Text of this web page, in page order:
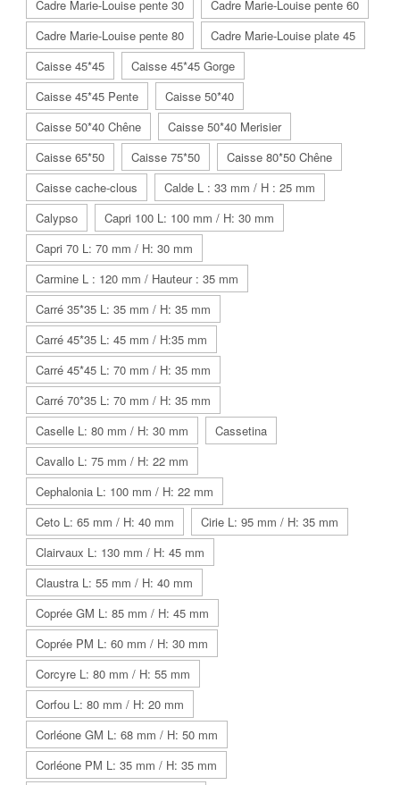
Cadre Marie-Louise pente 30
Cadre Marie-Louise pente 60
Cadre Marie-Louise pente 80
Cadre Marie-Louise plate 45
Caisse 45*45
Caisse 45*45 Gorge
Caisse 45*45 Pente
Caisse 50*40
Caisse 50*40 Chêne
Caisse 50*40 Merisier
Caisse 65*50
Caisse 75*50
Caisse 80*50 Chêne
Caisse cache-clous
Calde L : 33 mm / H : 25 mm
Calypso
Capri 100 L: 100 mm / H: 30 mm
Capri 70 L: 70 mm / H: 30 mm
Carmine L : 120 mm / Hauteur : 35 mm
Carré 35*35 L: 35 mm / H: 35 mm
Carré 45*35 L: 45 mm / H:35 mm
Carré 45*45 L: 70 mm / H: 35 mm
Carré 70*35 L: 70 mm / H: 35 mm
Caselle L: 80 mm / H: 30 mm
Cassetina
Cavallo L: 75 mm / H: 22 mm
Cephalonia L: 100 mm / H: 22 mm
Ceto L: 65 mm / H: 40 mm
Cirie L: 95 mm / H: 35 mm
Clairvaux L: 130 mm / H: 45 mm
Claustra L: 55 mm / H: 40 mm
Coprée GM L: 85 mm / H: 45 mm
Coprée PM L: 60 mm / H: 30 mm
Corcyre L: 80 mm / H: 55 mm
Corfou L: 80 mm / H: 20 mm
Corléone GM L: 68 mm / H: 50 mm
Corléone PM L: 35 mm / H: 35 mm